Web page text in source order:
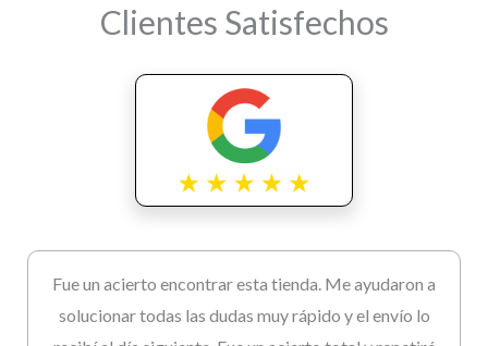
Clientes Satisfechos
Fue un acierto encontrar esta tienda. Me ayudaron a
solucionar todas las dudas muy rápido y el envío lo